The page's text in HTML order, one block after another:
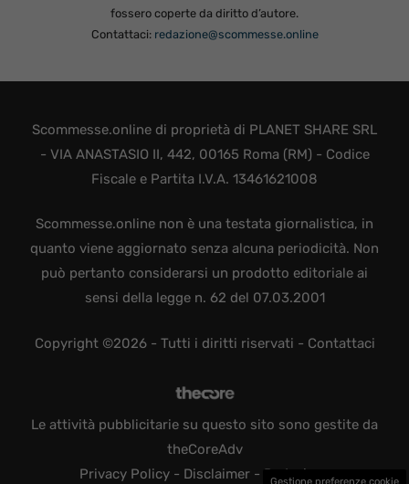
fossero coperte da diritto d’autore.
Contattaci: redazione@scommesse.online
Scommesse.online di proprietà di PLANET SHARE SRL
- VIA ANASTASIO II, 442, 00165 Roma (RM) - Codice
Fiscale e Partita I.V.A. 13461621008
Scommesse.online non è una testata giornalistica, in
quanto viene aggiornato senza alcuna periodicità. Non
può pertanto considerarsi un prodotto editoriale ai
sensi della legge n. 62 del 07.03.2001
Copyright ©2026 - Tutti i diritti riservati - Contattaci
Le attività pubblicitarie su questo sito sono gestite da
theCoreAdv
Privacy Policy- Disclaimer- Redazione